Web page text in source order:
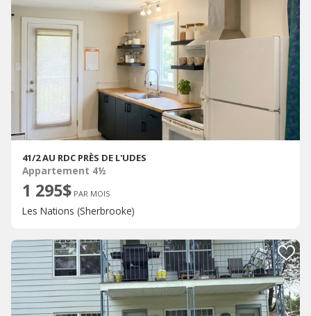
41/2 AU RDC PRÈS DE L'UDES
Appartement 4½
1 295$ PAR MOIS
Les Nations (Sherbrooke)